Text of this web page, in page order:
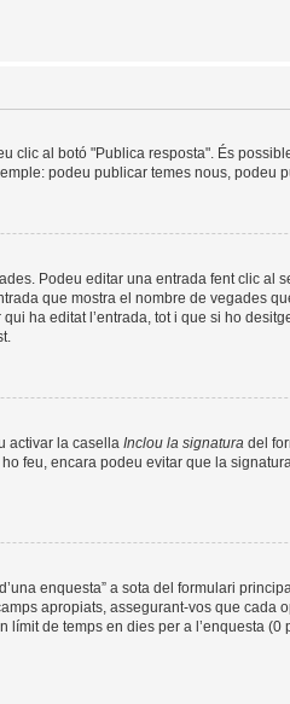
al botó "Publica resposta". És
podeu publicar temes nous, podeu
Podeu editar una entrada fent clic al
que mostra el nombre de vegades
ha editat l’entrada, tot i que si ho
activar la casella Inclou la signatura del
feu, encara podeu evitar que la
enquesta” a sota del formulari
apropiats, assegurant-vos que cada
de temps en dies per a l’enquesta